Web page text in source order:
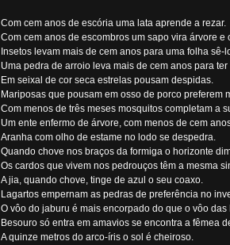
Com cem anos de escória uma lata aprende a rezar.
Com cem anos de escombros um sapo vira árvore
Insetos levam mais de cem anos para uma folha sê-
Uma pedra de arroio leva mais de cem anos para
Em seixal de cor seca estrelas pousam despidas.
Mariposas que pousam em osso de porco preferem
Com menos de três meses mosquitos completam a
Um ente enfermo de árvore, com menos de cem
Aranha com olho de estame no lodo se despedra.
Quando chove nos braços da formiga o horizonte
Os cardos que vivem nos pedrouços têm a mesma
A jia, quando chove, tinge de azul o seu coaxo.
Lagartos empernam as pedras de preferência no
O vôo do jaburu é mais encorpado do que o vôo das
Besouro só entra em amavios se encontra a fêmea
A quinze metros do arco-íris o sol é cheiroso.